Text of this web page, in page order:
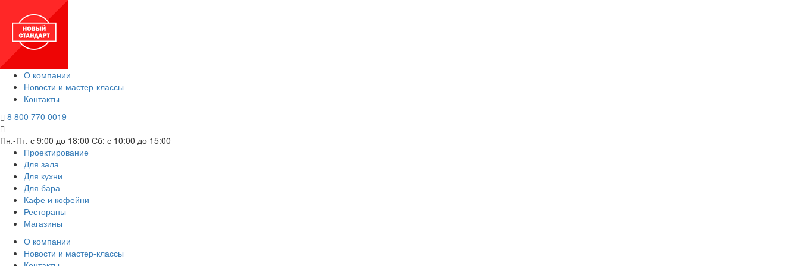
О компании
Новости и мастер-классы
Контакты
8 800 770 0019
Пн.-Пт. с 9:00 до 18:00 Сб: с 10:00 до 15:00
Проектирование
Для зала
Для кухни
Для бара
Кафе и кофейни
Рестораны
Магазины
О компании
Новости и мастер-классы